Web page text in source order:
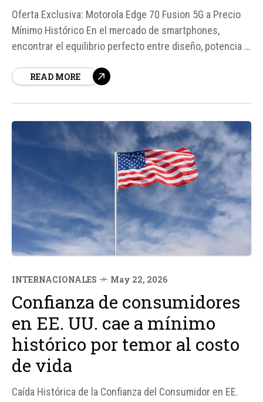
Oferta Exclusiva: Motorola Edge 70 Fusion 5G a Precio
Mínimo Histórico En el mercado de smartphones,
encontrar el equilibrio perfecto entre diseño, potencia y
ha demostrado una vez más su capacidad para ofrecer
READ MORE
INTERNACIONALES May 22, 2026
Confianza de consumidores
en EE. UU. cae a mínimo
histórico por temor al costo
de vida
Caída Histórica de la Confianza del Consumidor en EE.